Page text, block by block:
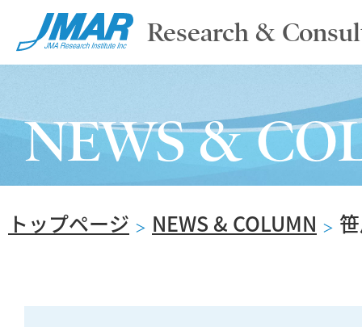
Research &
ABOUT
SERVICE
NEWS &
トップページ ＞ NEWS & COLUMN ＞